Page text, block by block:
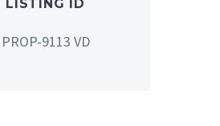
LISTING ID
PROP-9113 VD